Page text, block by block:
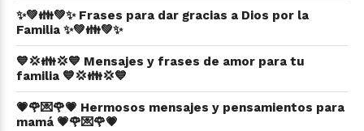
✨💚👪💚✨ Frases para dar gracias a Dios por la
Familia ✨💚👪💚✨
💙💢👪💢💙 Mensajes y frases de amor para tu
familia 💙💢👪💢💙
💗🌹💌🌹💗 Hermosos mensajes y pensamientos para
mamá 💗🌹💌🌹💗